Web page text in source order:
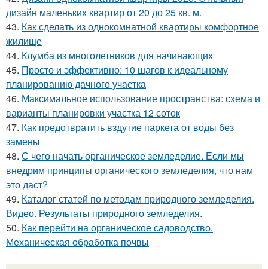
дизайн маленьких квартир от 20 до 25 кв. м.
43. Как сделать из однокомнатной квартиры комфортное
жилище
44. Клумба из многолетников для начинающих
45. Просто и эффективно: 10 шагов к идеальному
планированию дачного участка
46. Максимальное использование пространства: схема и
варианты планировки участка 12 соток
47. Как предотвратить вздутие паркета от воды без
замены
48. С чего начать органическое земледелие. Если мы
внедрим принципы органического земледелия, что нам
это даст?
49. Каталог статей по методам природного земледелия.
Видео. Результаты природного земледелия.
50. Как перейти на органическое садоводство.
Механическая обработка почвы